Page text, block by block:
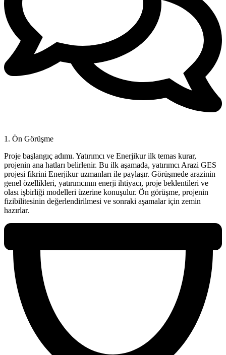
1. Ön Görüşme
Proje başlangıç adımı. Yatırımcı ve Enerjikur ilk temas kurar,
projenin ana hatları belirlenir. Bu ilk aşamada, yatırımcı Arazi GES
projesi fikrini Enerjikur uzmanları ile paylaşır. Görüşmede arazinin
genel özellikleri, yatırımcının enerji ihtiyacı, proje beklentileri ve
olası işbirliği modelleri üzerine konuşulur. Ön görüşme, projenin
fizibilitesinin değerlendirilmesi ve sonraki aşamalar için zemin
hazırlar.